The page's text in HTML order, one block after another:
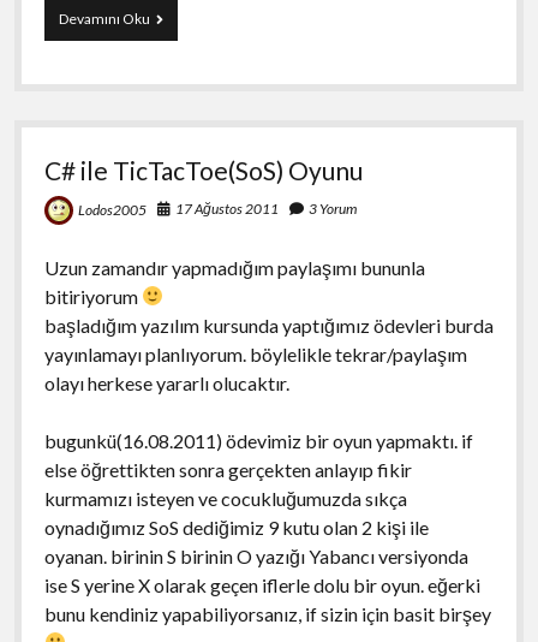
Devamını OkuC#
ile
Loto
C# ile TicTacToe(SoS) Oyunu
Lodos2005 17 Ağustos 2011 3 Yorum
Uzun zamandır yapmadığım paylaşımı bununla
bitiriyorum
başladığım yazılım kursunda yaptığımız ödevleri burda
yayınlamayı planlıyorum. böylelikle tekrar/paylaşım
olayı herkese yararlı olucaktır.
bugunkü(16.08.2011) ödevimiz bir oyun yapmaktı. if
else öğrettikten sonra gerçekten anlayıp fikir
kurmamızı isteyen ve cocukluğumuzda sıkça
oynadığımız SoS dediğimiz 9 kutu olan 2 kişi ile
oyanan. birinin S birinin O yazığı Yabancı versiyonda
ise S yerine X olarak geçen iflerle dolu bir oyun. eğerki
bunu kendiniz yapabiliyorsanız, if sizin için basit birşey